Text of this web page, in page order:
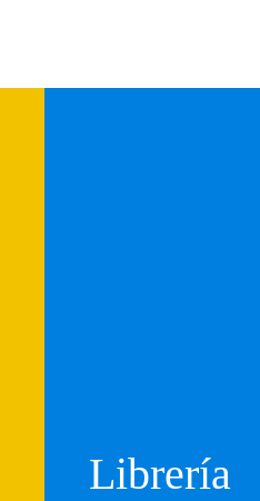
Librería